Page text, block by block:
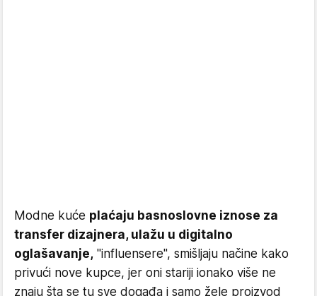
Modne kuće plaćaju basnoslovne iznose za
transfer dizajnera, ulažu u digitalno
oglašavanje, "influensere", smišljaju načine kako
privući nove kupce, jer oni stariji ionako više ne
znaju šta se tu sve događa i samo žele proizvod